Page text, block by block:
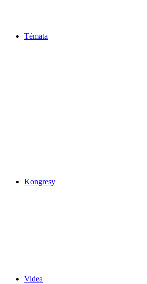
Témata
Kongresy
Videa